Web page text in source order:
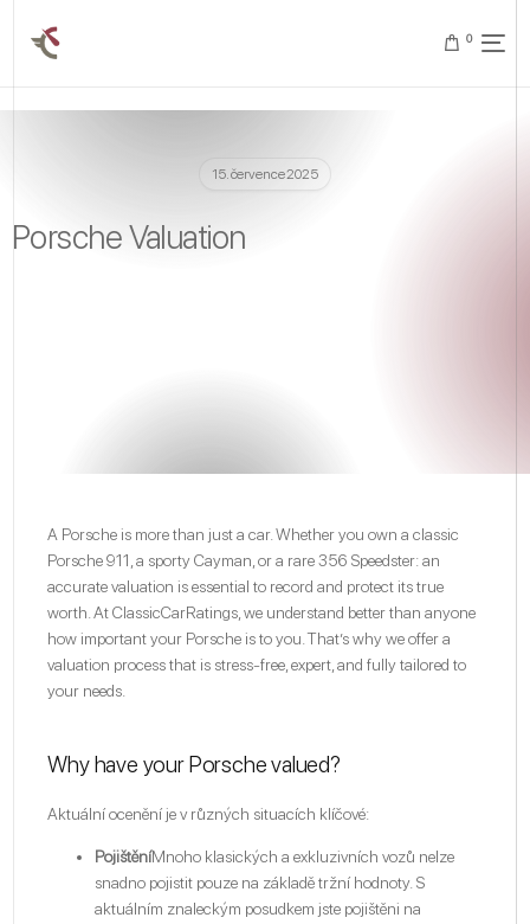
0
15. července 2025
Porsche Valuation
A Porsche is more than just a car. Whether you own a classic
Porsche 911, a sporty Cayman, or a rare 356 Speedster: an
accurate valuation is essential to record and protect its true
worth. At ClassicCarRatings, we understand better than anyone
how important your Porsche is to you. That’s why we offer a
valuation process that is stress-free, expert, and fully tailored to
your needs.
Why have your Porsche valued?
Aktuální ocenění je v různých situacích klíčové:
PojištěníMnoho klasických a exkluzivních vozů nelze
snadno pojistit pouze na základě tržní hodnoty. S
aktuálním znaleckým posudkem jste pojištěni na